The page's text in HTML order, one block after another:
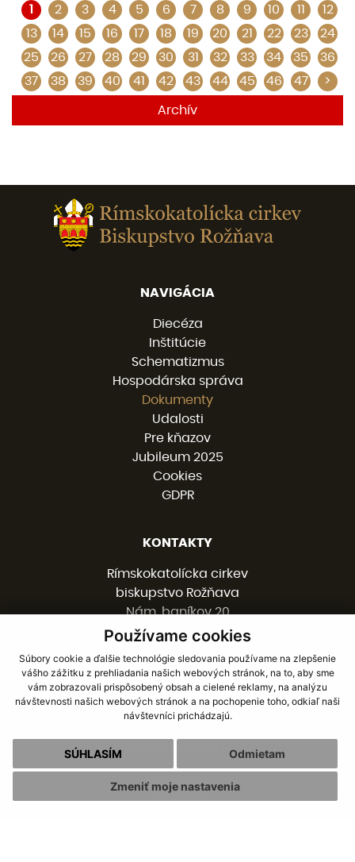
Používame cookies
Súbory cookie a ďalšie technológie sledovania používame na zlepšenie
vášho zážitku z prehliadania našich webových stránok, na to, aby sme
vám zobrazovali prispôsobený obsah a cielené reklamy, na analýzu
návštevnosti našich webových stránok a na pochopenie toho, odkiaľ naši
návštevníci prichádzajú.
SÚHLASÍM Odmietam
Zmeniť moje nastavenia
1 2 3 4 5 6 7 8 9 10 11
12
13
14 15 16 17 18 19 20 21 22 23
24
25
26 27 28 29 30 31 32 33 34 35
36
37
38 39 40 41 42 43 44 45 46 47 >
Archív
NAVIGÁCIA
Diecéza
Inštitúcie
Schematizmus
Hospodárska správa
Dokumenty
Udalosti
Pre kňazov
Jubileum 2025
Cookies
GDPR
KONTAKTY
Rímskokatolícka cirkev
biskupstvo Rožňava
Nám. baníkov 20
048 01 ROŽŇAVA
058 / 78 77 201
kancelaria@burv.sk
Facebook
Youtube